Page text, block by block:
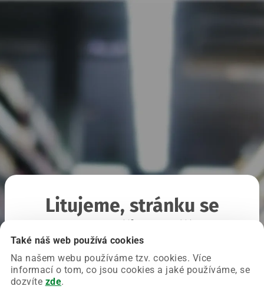
Také náš web používá cookies
Na našem webu používáme tzv. cookies. Více
informací o tom, co jsou cookies a jaké používáme, se
dozvíte zde.
Litujeme, stránku se
Chyba nastala na naší straně a už ji opravujeme.
Zkuste prosím znovu načíst požadovanou stránku.